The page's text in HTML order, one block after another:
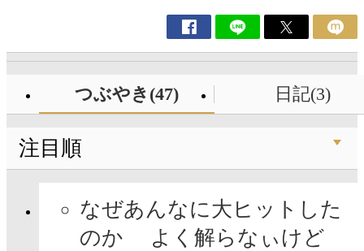
つぶやき(47) 日記(3)
注目順
なぜあんなに大ヒットした
のか よく解らなぃけど